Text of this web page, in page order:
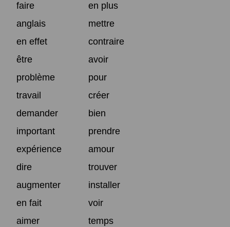
faire
en plus
anglais
mettre
en effet
contraire
être
avoir
problème
pour
travail
créer
demander
bien
important
prendre
expérience
amour
dire
trouver
augmenter
installer
en fait
voir
aimer
temps